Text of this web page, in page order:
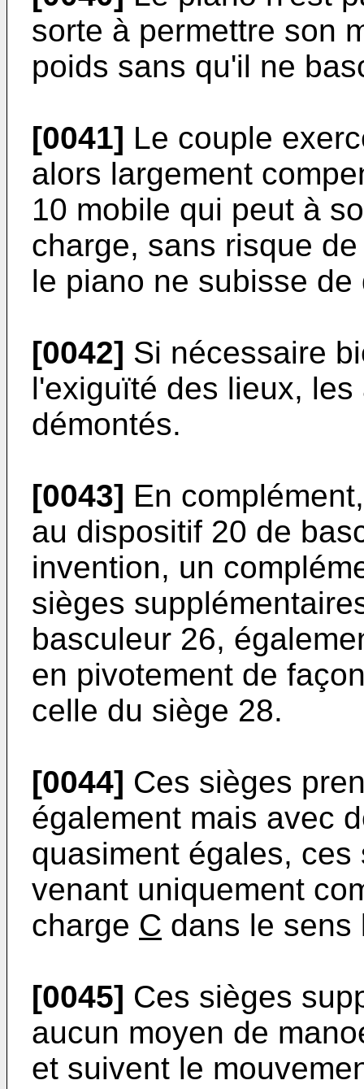
sorte à permettre son
poids sans qu'il ne
[0041] Le couple
alors largement
10 mobile qui peut à
charge, sans risque
le piano ne subisse de
[0042] Si nécessaire
l'exiguïté des lieux,
démontés.
[0043] En
au dispositif 20 de
invention, un
sièges
basculeur 26,
en pivotement de
celle du siège 28.
[0044] Ces sièges
également mais avec
quasiment égales,
venant uniquement
charge C dans le sens
[0045] Ces sièges
aucun moyen de
et suivent le